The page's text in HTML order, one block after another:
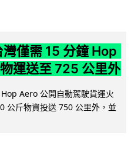
僅需 15 分鐘 Hop
運送至 725 公里外
Hop Aero 公開自動駕駛貨運火
公斤物資投送 750 公里外，並